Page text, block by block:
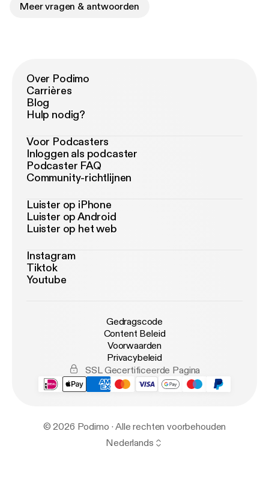
Meer vragen & antwoorden
Over Podimo
Carrières
Blog
Hulp nodig?
Voor Podcasters
Inloggen als podcaster
Podcaster FAQ
Community-richtlijnen
Luister op iPhone
Luister op Android
Luister op het web
Instagram
Tiktok
Youtube
Gedragscode
Content Beleid
Voorwaarden
Privacybeleid
SSL Gecertificeerde Pagina
© 2026 Podimo · Alle rechten voorbehouden
Nederlands